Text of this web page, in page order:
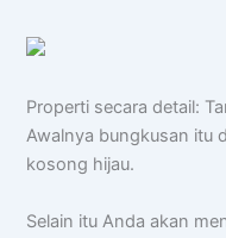
Properti secara detail:
Awalnya bungkusan itu
kosong hijau.
Selain itu Anda akan